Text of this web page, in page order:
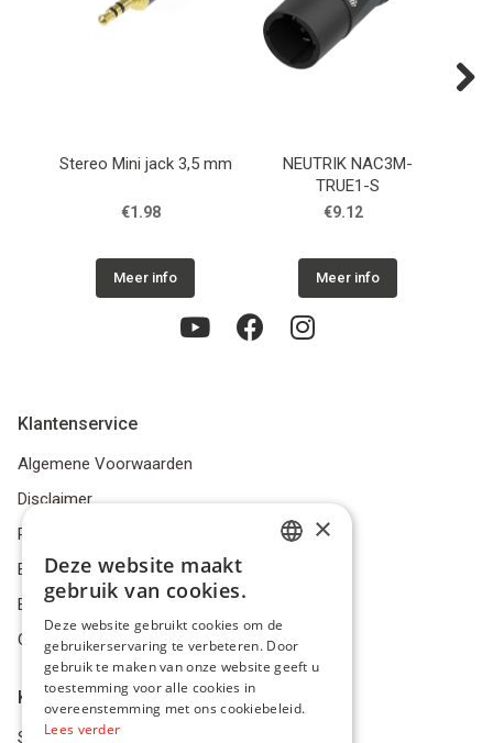
Stereo Mini jack 3,5 mm
€1.98
Meer info
NEUTRIK NAC3M-
TRUE1-S
€9.12
Meer info
Klantenservice
Algemene Voorwaarden
Disclaimer
Privacybeleid
Bestelling herroepen
Betalingsmiddelen
Geschillen
Klantenservice
Service Center
ENGLISH
×
Deze website maakt
gebruik van cookies.
Deze website gebruikt cookies om de
gebruikerservaring te verbeteren. Door
gebruik te maken van onze website geeft u
toestemming voor alle cookies in
overeenstemming met ons cookiebeleid.
Lees verder